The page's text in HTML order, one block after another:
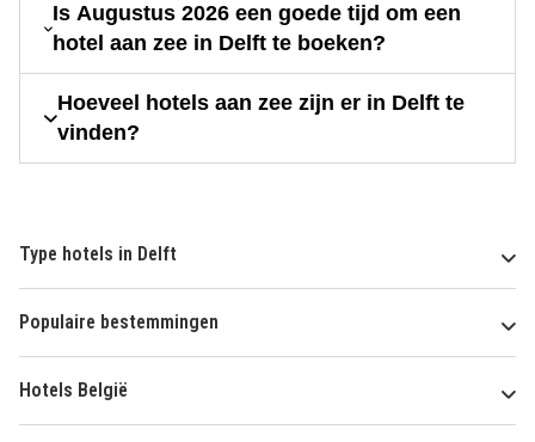
Is Augustus 2026 een goede tijd om een
hotel aan zee in Delft te boeken?
Hoeveel hotels aan zee zijn er in Delft te
vinden?
Type hotels in Delft
Populaire bestemmingen
Hotels België